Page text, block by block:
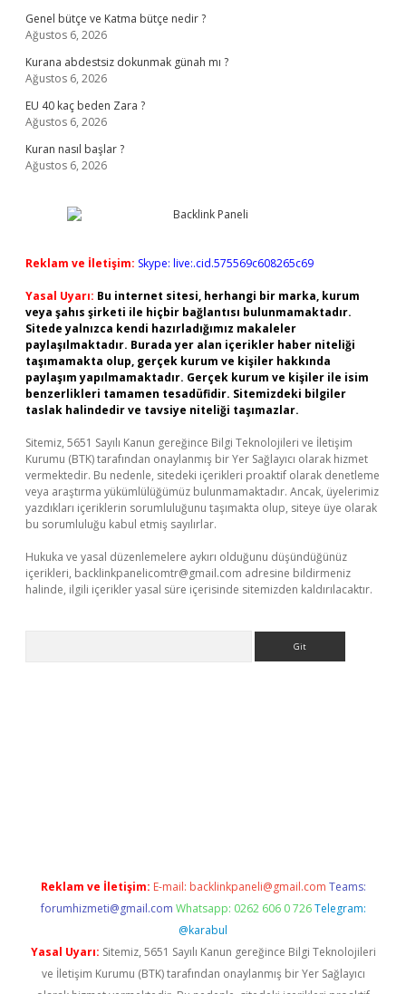
Genel bütçe ve Katma bütçe nedir ?
Ağustos 6, 2026
Kurana abdestsiz dokunmak günah mı ?
Ağustos 6, 2026
EU 40 kaç beden Zara ?
Ağustos 6, 2026
Kuran nasıl başlar ?
Ağustos 6, 2026
Reklam ve İletişim: Skype: live:.cid.575569c608265c69
Yasal Uyarı: Bu internet sitesi, herhangi bir marka, kurum
veya şahıs şirketi ile hiçbir bağlantısı bulunmamaktadır.
Sitede yalnızca kendi hazırladığımız makaleler
paylaşılmaktadır. Burada yer alan içerikler haber niteliği
taşımamakta olup, gerçek kurum ve kişiler hakkında
paylaşım yapılmamaktadır. Gerçek kurum ve kişiler ile isim
benzerlikleri tamamen tesadüfidir. Sitemizdeki bilgiler
taslak halindedir ve tavsiye niteliği taşımazlar.
Sitemiz, 5651 Sayılı Kanun gereğince Bilgi Teknolojileri ve İletişim
Kurumu (BTK) tarafından onaylanmış bir Yer Sağlayıcı olarak hizmet
vermektedir. Bu nedenle, sitedeki içerikleri proaktif olarak denetleme
veya araştırma yükümlülüğümüz bulunmamaktadır. Ancak, üyelerimiz
yazdıkları içeriklerin sorumluluğunu taşımakta olup, siteye üye olarak
bu sorumluluğu kabul etmiş sayılırlar.
Hukuka ve yasal düzenlemelere aykırı olduğunu düşündüğünüz
içerikleri, backlinkpanelicomtr@gmail.com adresine bildirmeniz
halinde, ilgili içerikler yasal süre içerisinde sitemizden kaldırılacaktır.
Reklam ve İletişim: E-mail: backlinkpaneli@gmail.com Teams:
forumhizmeti@gmail.com Whatsapp: 0262 606 0 726 Telegram:
@karabul
Yasal Uyarı: Sitemiz, 5651 Sayılı Kanun gereğince Bilgi Teknolojileri
ve İletişim Kurumu (BTK) tarafından onaylanmış bir Yer Sağlayıcı